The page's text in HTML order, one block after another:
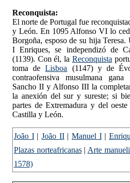
Reconquista:
El norte de Portugal fue
y León. En 1095 Alfonso VI lo
Borgoña, esposo de su hija
I Enriques, se independizó de
(1139). Con él, la Reconquista
toma deLisboa (1147) y de
contraofensiva musulmana
Sancho II y Alfonso III la
la anexión del sur y sureste; si
partes de Extremadura y del
Castilla y León.
João I| João II| Manuel I|
Plazas norteafricanas| Arte
1578)